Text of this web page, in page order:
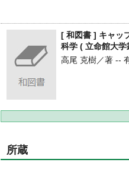
[ 和図書 ] キャッ
科学 ( 立命館大
高尾 克樹／著 --
所蔵